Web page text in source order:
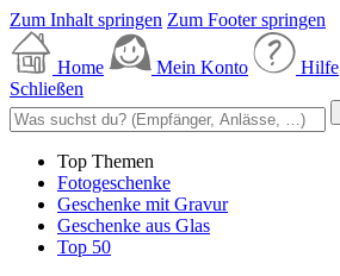
Zum Inhalt springen Zum Footer springen
Home Mein Konto Hilfe
Schließen
Top Themen
Fotogeschenke
Geschenke mit Gravur
Geschenke aus Glas
Top 50